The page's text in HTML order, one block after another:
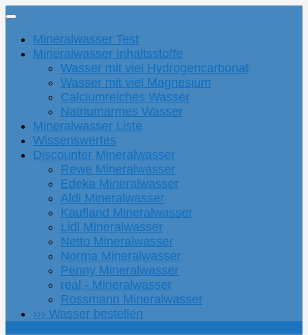
Mineralwasser Test
Mineralwasser Inhaltsstoffe
Wasser mit viel Hydrogencarbonat
Wasser mit viel Magnesium
Calciumreiches Wasser
Natriumarmes Wasser
Mineralwasser Liste
Wissenswertes
Discounter Mineralwasser
Rewe Mineralwasser
Edeka Mineralwasser
Aldi Mineralwasser
Kaufland Mineralwasser
Lidl Mineralwasser
Netto Mineralwasser
Norma Mineralwasser
Penny Mineralwasser
real,- Mineralwasser
Rossmann Mineralwasser
››› Wasser bestellen